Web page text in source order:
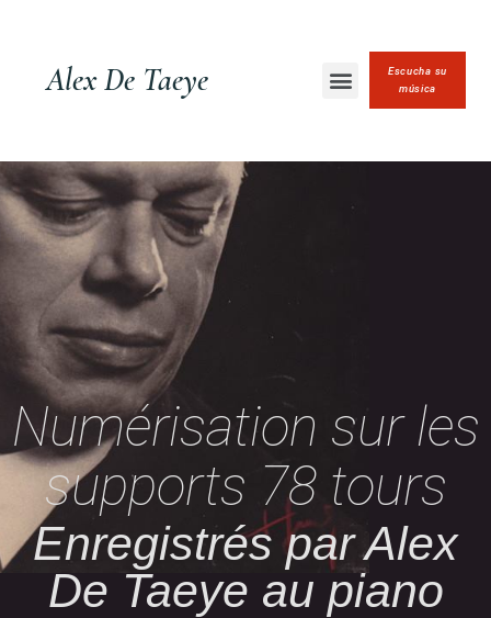
Alex De Taeye
Escucha su
música
Numérisation sur les
supports 78 tours
Enregistrés par Alex
De Taeye au piano